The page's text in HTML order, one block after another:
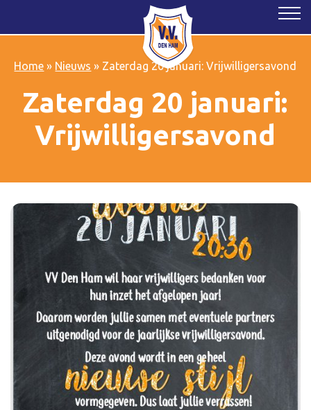
Home » Nieuws » Zaterdag 20 januari: Vrijwilligersavond
Zaterdag 20 januari:
Vrijwilligersavond